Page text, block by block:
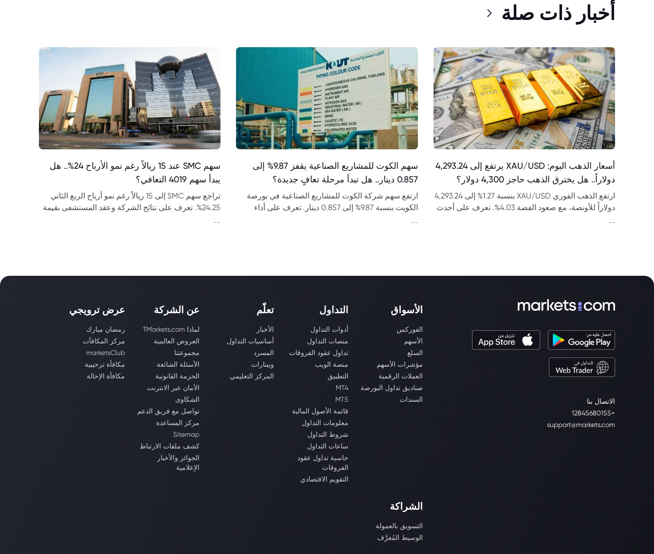
أخبار ذات صلة
أسعار الذهب اليوم: XAU/USD يرتفع إلى 4,293.24
دولاراً.. هل يخترق الذهب حاجز 4,300 دولار؟
ارتفع الذهب الفوري XAU/USD بنسبة 1.27% إلى 4,293.24
دولاراً للأونصة، مع صعود الفضة 4.03%. تعرف على أحدث
--
سهم الكوت للمشاريع الصناعية يقفز 9.87% إلى
0.857 دينار.. هل تبدأ مرحلة تعافٍ جديدة؟
ارتفع سهم شركة الكوت للمشاريع الصناعية في بورصة
الكويت بنسبة 9.87% إلى 0.857 دينار. تعرف على أداء
--
سهم SMC عند 15 ريالاً رغم نمو الأرباح 24%.. هل
يبدأ سهم 4019 التعافي؟
تراجع سهم SMC إلى 15 ريالاً رغم نمو أرباح الربع الثاني
24.25%. تعرف على نتائج الشركة وعقد المستشفى بقيمة
--
الاتصال بنا
+12845680155
support@markets.com
الأسواق
الفوركس
الأسهم
السلع
مؤشرات الأسهم
العملات الرقمية
صناديق تداول البورصة
السندات
التداول
أدوات التداول
منصات التداول
تداول عقود الفروقات
منصة الويب
التطبيق
MT4
MT5
قائمة الأصول المالية
معلومات التداول
شروط التداول
ساعات التداول
حاسبة تداول عقود
الفروقات
التقويم الاقتصادي
تعلّم
الأخبار
أساسيات التداول
المسرد
ويبنارات
المركز التعليمي
عن الشركة
لماذا Markets.com؟
العروض العالمية
مجموعتنا
الأسئلة الشائعة
الحزمة القانونية
الأمان عبر الانترنت
الشكاوى
تواصل مع فريق الدعم
مركز المساعدة
Sitemap
كشف ملفات الارتباط
الجوائز والأخبار
الإعلامية
عرض ترويجي
رمضان مبارك
مركز المكافآت
marketsClub
مكافأة ترحيبية
مكافأة الإحالة
الشراكة
التسويق بالعمولة
الوسيط المُعرَّف